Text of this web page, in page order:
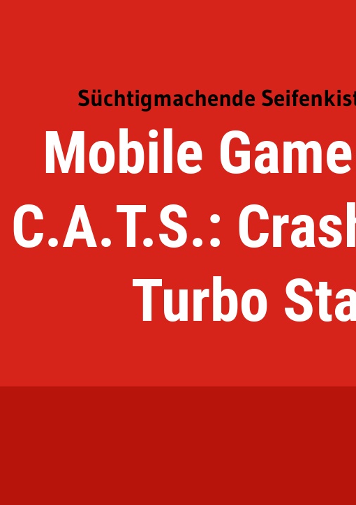
Süchtigmachende
Mobile
C.A.T.S.:
Turbo